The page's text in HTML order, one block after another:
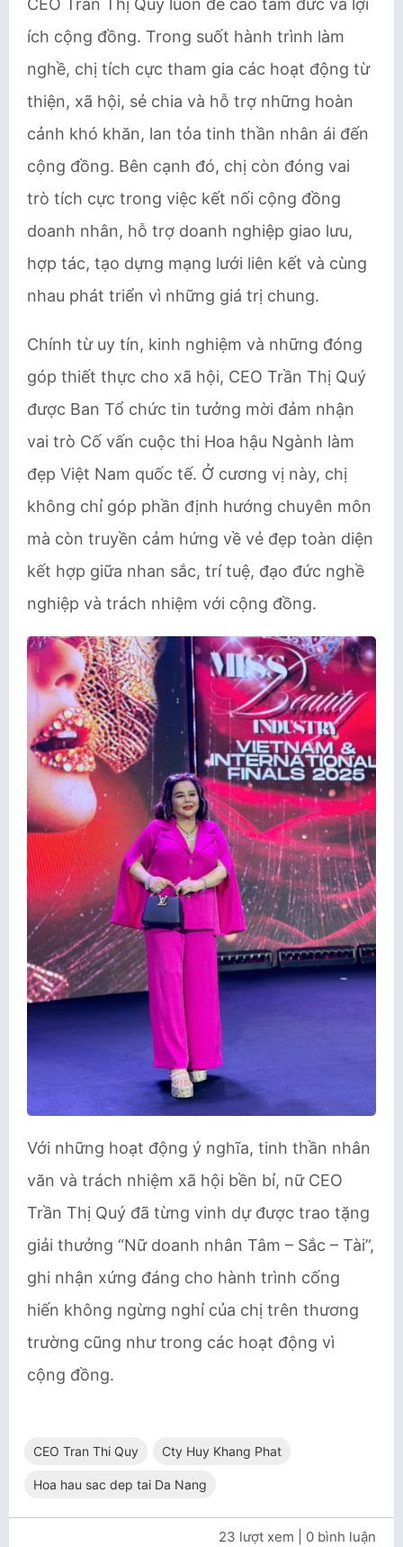
CEO Trần Thị Quý luôn đề cao tâm đức và lợi
ích cộng đồng. Trong suốt hành trình làm
nghề, chị tích cực tham gia các hoạt động từ
thiện, xã hội, sẻ chia và hỗ trợ những hoàn
cảnh khó khăn, lan tỏa tinh thần nhân ái đến
cộng đồng. Bên cạnh đó, chị còn đóng vai
trò tích cực trong việc kết nối cộng đồng
doanh nhân, hỗ trợ doanh nghiệp giao lưu,
hợp tác, tạo dựng mạng lưới liên kết và cùng
nhau phát triển vì những giá trị chung.
Chính từ uy tín, kinh nghiệm và những đóng
góp thiết thực cho xã hội, CEO Trần Thị Quý
được Ban Tổ chức tin tưởng mời đảm nhận
vai trò Cố vấn cuộc thi Hoa hậu Ngành làm
đẹp Việt Nam quốc tế. Ở cương vị này, chị
không chỉ góp phần định hướng chuyên môn
mà còn truyền cảm hứng về vẻ đẹp toàn diện
kết hợp giữa nhan sắc, trí tuệ, đạo đức nghề
nghiệp và trách nhiệm với cộng đồng.
Với những hoạt động ý nghĩa, tinh thần nhân
văn và trách nhiệm xã hội bền bỉ, nữ CEO
Trần Thị Quý đã từng vinh dự được trao tặng
giải thưởng “Nữ doanh nhân Tâm – Sắc – Tài”,
ghi nhận xứng đáng cho hành trình cống
hiến không ngừng nghỉ của chị trên thương
trường cũng như trong các hoạt động vì
cộng đồng.
CEO Tran Thi Quy Cty Huy Khang Phat
Hoa hau sac dep tai Da Nang
23 lượt xem | 0 bình luận